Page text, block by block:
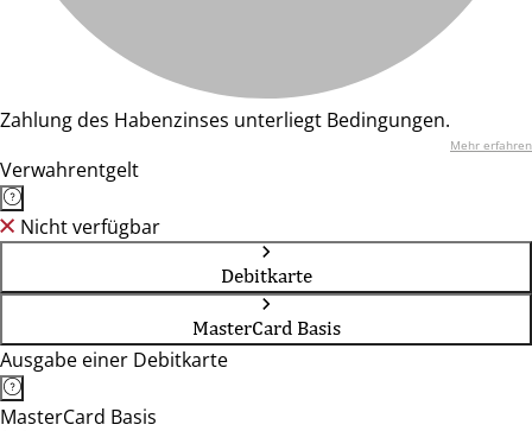
Zahlung des Habenzinses unterliegt Bedingungen.
Mehr erfahren
Verwahrentgelt
Nicht verfügbar
Debitkarte
MasterCard Basis
Ausgabe einer Debitkarte
MasterCard Basis